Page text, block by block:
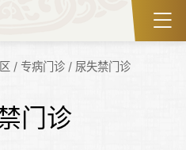
/专病门诊 / 尿失禁门诊
门诊